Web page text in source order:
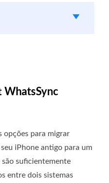
WhatsSync
opções para migrar
iPhone antigo para um
suficientemente
entre dois sistemas